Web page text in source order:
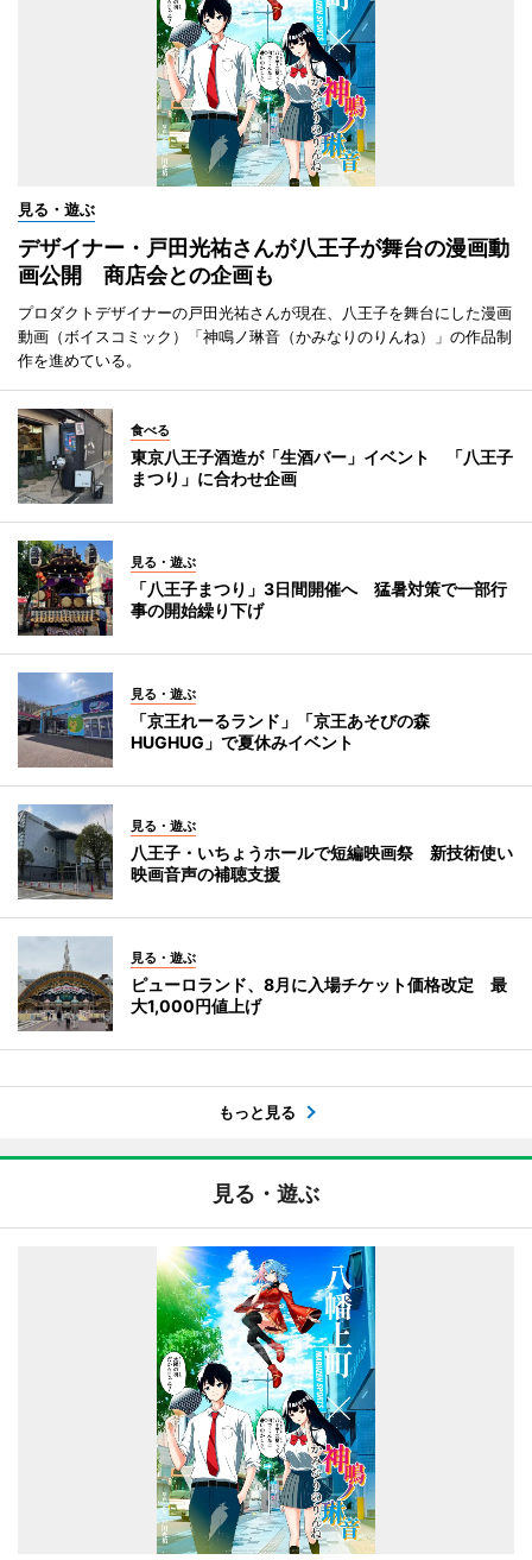
見る・遊ぶ
デザイナー・戸田光祐さんが八王子が舞台の漫画動
画公開 商店会との企画も
プロダクトデザイナーの戸田光祐さんが現在、八王子を舞台にした漫画
動画（ボイスコミック）「神鳴ノ琳音（かみなりのりんね）」の作品制
作を進めている。
食べる
東京八王子酒造が「生酒バー」イベント 「八王子
まつり」に合わせ企画
見る・遊ぶ
「八王子まつり」3日間開催へ 猛暑対策で一部行
事の開始繰り下げ
見る・遊ぶ
「京王れーるランド」「京王あそびの森
HUGHUG」で夏休みイベント
見る・遊ぶ
八王子・いちょうホールで短編映画祭 新技術使い
映画音声の補聴支援
見る・遊ぶ
ピューロランド、8月に入場チケット価格改定 最
大1,000円値上げ
もっと見る
見る・遊ぶ